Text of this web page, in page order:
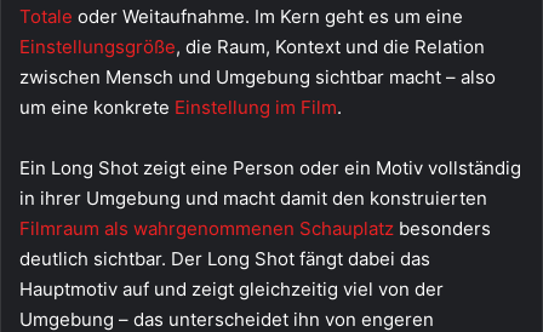
Totale oder Weitaufnahme. Im Kern geht es um eine
Einstellungsgröße, die Raum, Kontext und die Relation
zwischen Mensch und Umgebung sichtbar macht – also
um eine konkrete Einstellung im Film.
Ein Long Shot zeigt eine Person oder ein Motiv vollständig
in ihrer Umgebung und macht damit den konstruierten
Filmraum als wahrgenommenen Schauplatz besonders
deutlich sichtbar. Der Long Shot fängt dabei das
Hauptmotiv auf und zeigt gleichzeitig viel von der
Umgebung – das unterscheidet ihn von engeren